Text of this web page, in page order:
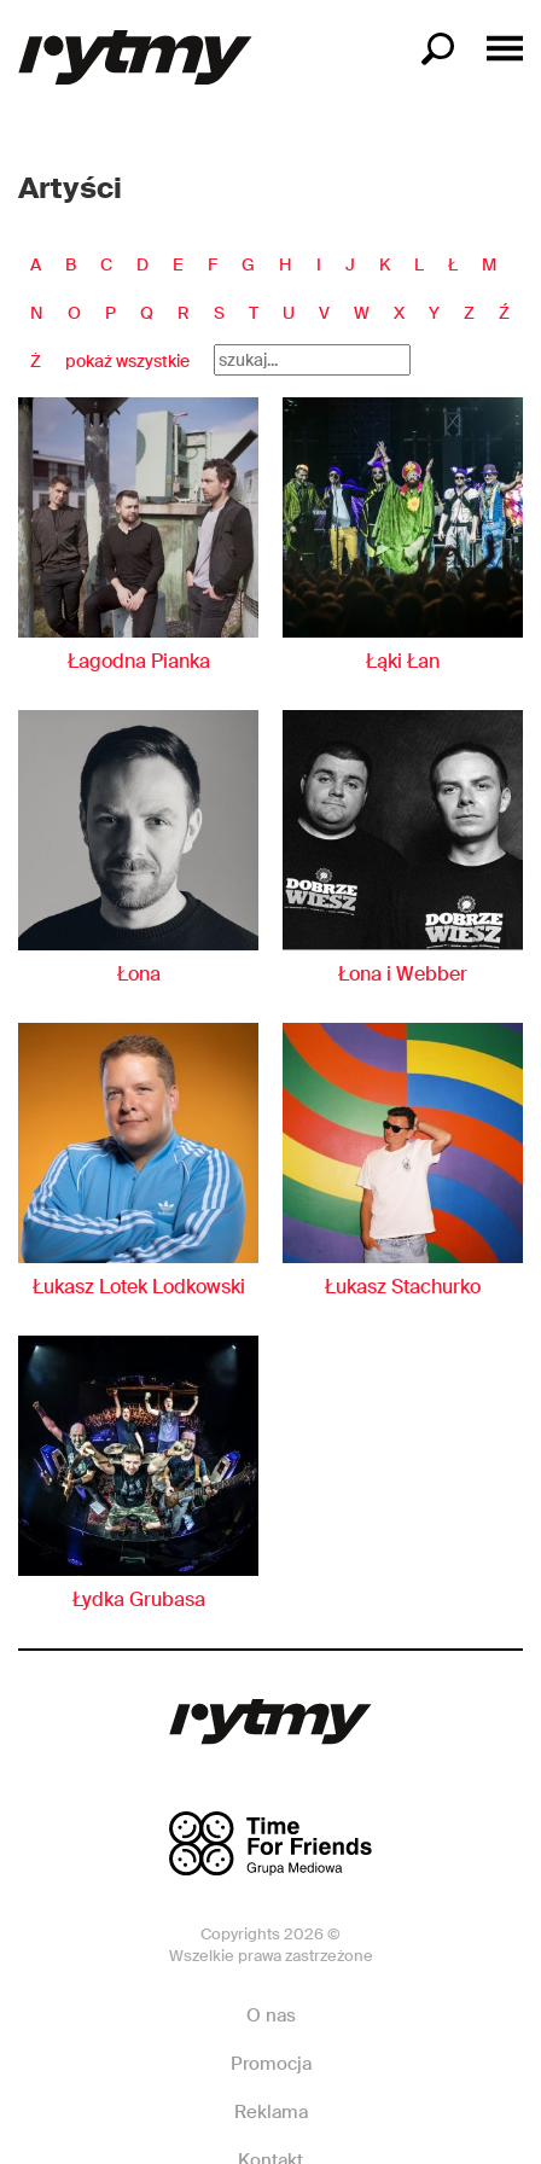
Artyści
A B C D E F G H I J K L Ł M
N O P Q R S T U V W X Y Z Ź
Ż pokaż wszystkie
Łagodna Pianka Łąki Łan
Łona Łona i Webber
Łukasz Lotek Lodkowski Łukasz Stachurko
Łydka Grubasa
Copyrights 2026 ©
Wszelkie prawa zastrzeżone
O nas
Promocja
Reklama